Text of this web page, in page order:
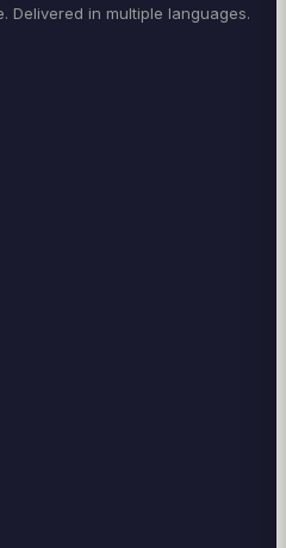
Delivered in multiple languages.